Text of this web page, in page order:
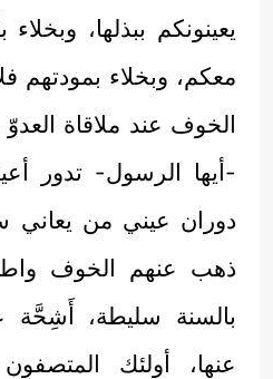
يعينونكم ببذلها،
معكم، وبخلاء بمودتهم
الخوف عند ملاقاة
-أيها الرسول- تدور
دوران عيني من يعاني
ذهب عنهم الخوف
بالسنة سليطة، أَشِحَّة
عنها، أولئك